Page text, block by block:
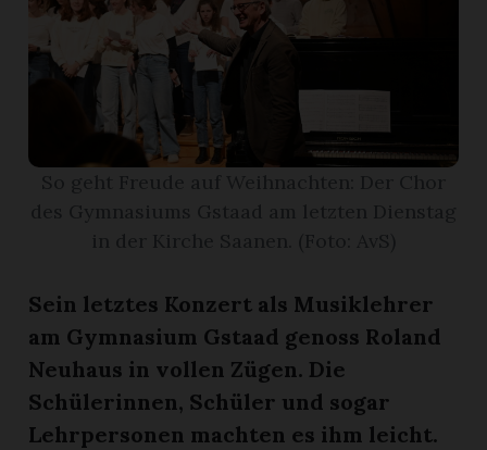
Sein letztes Konzert als Musiklehrer
am Gymnasium Gstaad genoss Roland
Neuhaus in vollen Zügen. Die
Schülerinnen, Schüler und sogar
Lehrpersonen machten es ihm leicht.